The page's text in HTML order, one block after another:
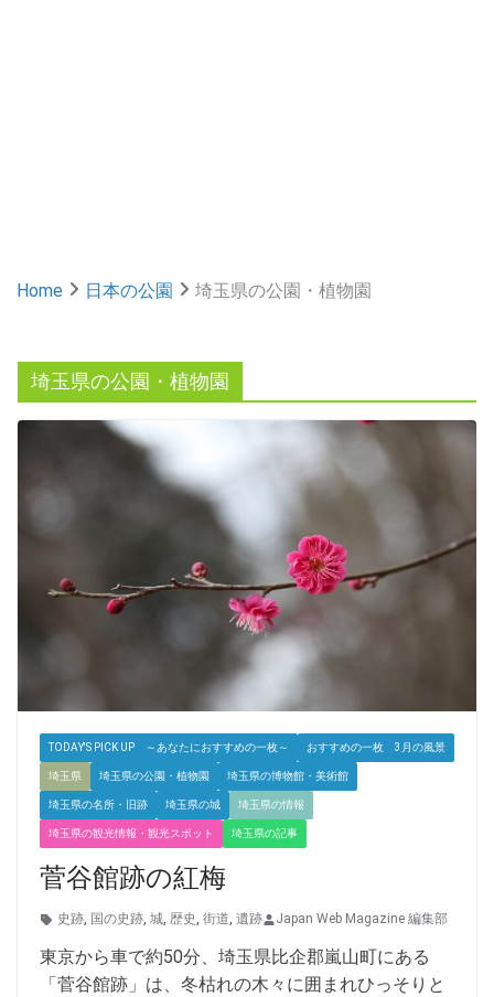
Home 日本の公園 埼玉県の公園・植物園
埼玉県の公園・植物園
TODAY'S PICK UP ～あなたにおすすめの一枚～ おすすめの一枚 3月の風景
埼玉県 埼玉県の公園・植物園 埼玉県の博物館・美術館
埼玉県の名所・旧跡 埼玉県の城 埼玉県の情報
埼玉県の観光情報・観光スポット 埼玉県の記事
菅谷館跡の紅梅
史跡, 国の史跡, 城, 歴史, 街道, 遺跡 Japan Web Magazine 編集部
東京から車で約50分、埼玉県比企郡嵐山町にある
「菅谷館跡」は、冬枯れの木々に囲まれひっそりと